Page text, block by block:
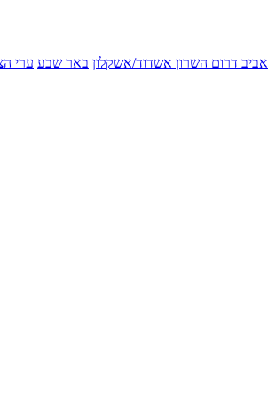
דרום השרון אשדוד/אשקלון באר שבע ערי